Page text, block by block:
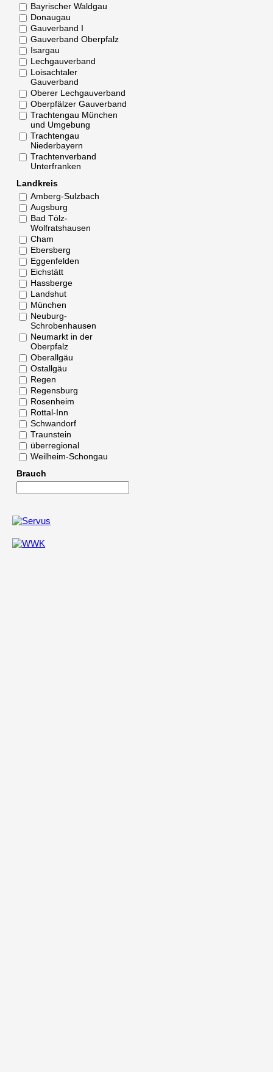
Bayrischer Waldgau
Donaugau
Gauverband I
Gauverband Oberpfalz
Isargau
Lechgauverband
Loisachtaler
Gauverband
Oberer Lechgauverband
Oberpfälzer Gauverband
Trachtengau München
und Umgebung
Trachtengau
Niederbayern
Trachtenverband
Unterfranken
Landkreis
Amberg-Sulzbach
Augsburg
Bad Tölz-
Wolfratshausen
Cham
Ebersberg
Eggenfelden
Eichstätt
Hassberge
Landshut
München
Neuburg-
Schrobenhausen
Neumarkt in der
Oberpfalz
Oberallgäu
Ostallgäu
Regen
Regensburg
Rosenheim
Rottal-Inn
Schwandorf
Traunstein
überregional
Weilheim-Schongau
Brauch